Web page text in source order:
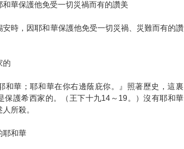
華保護他免受一切災禍而有的讚美
時，因耶和華保護他免受一切災禍、災難而有的讚
的
和華；耶和華在你右邊蔭庇你。』照著歷史，這裏
保護希西家的。（王下十九14～19。）沒有耶和華
所殺。
耶和華